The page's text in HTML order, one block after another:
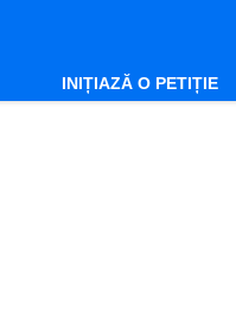
INIȚIAZĂ O PETIȚIE